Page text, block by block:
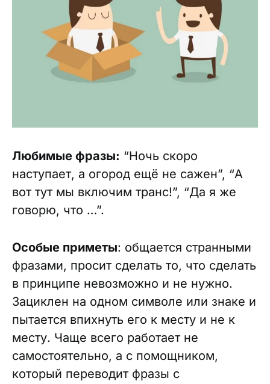
Любимые фразы: “Ночь скоро
наступает, а огород ещё не сажен”, “А
вот тут мы включим транс!”, “Да я же
говорю, что …”.
Особые приметы: общается странными
фразами, просит сделать то, что сделать
в принципе невозможно и не нужно.
Зациклен на одном символе или знаке и
пытается впихнуть его к месту и не к
месту. Чаще всего работает не
самостоятельно, а с помощником,
который переводит фразы с